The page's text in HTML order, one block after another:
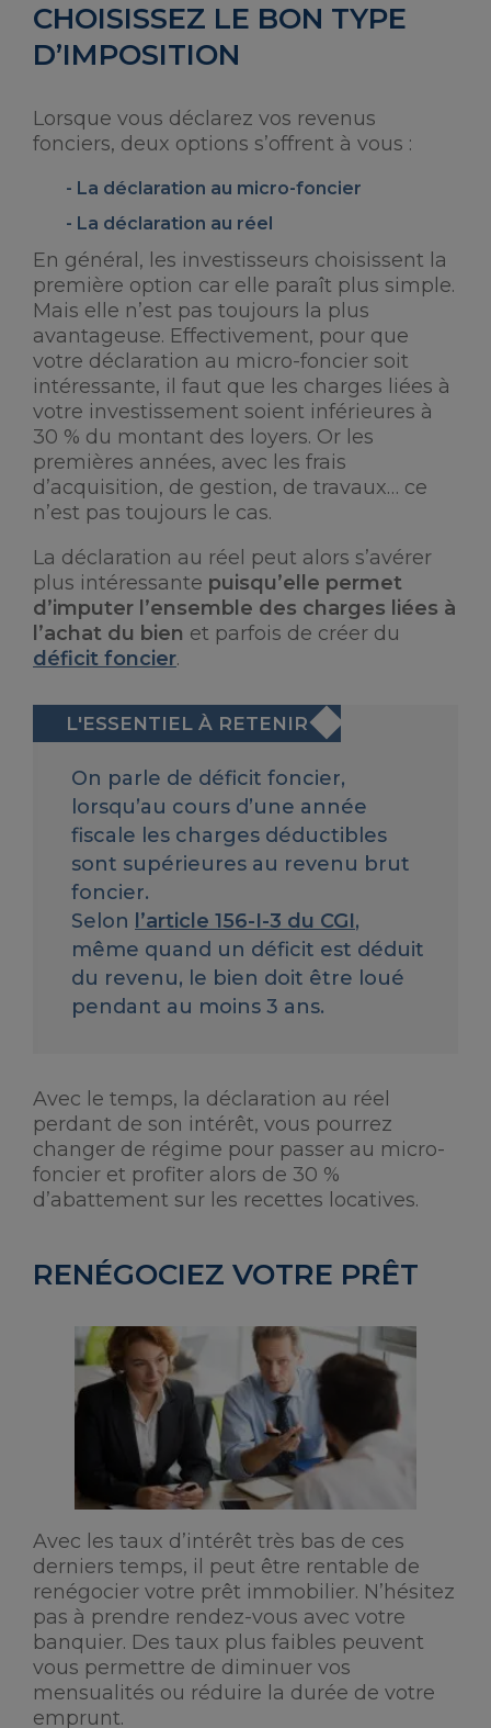
CHOISISSEZ LE BON TYPE
D’IMPOSITION
Lorsque vous déclarez vos revenus
fonciers, deux options s’offrent à vous :
La déclaration au micro-foncier
La déclaration au réel
En général, les investisseurs choisissent la
première option car elle paraît plus simple.
Mais elle n’est pas toujours la plus
avantageuse. Effectivement, pour que
votre déclaration au micro-foncier soit
intéressante, il faut que les charges liées à
votre investissement soient inférieures à
30 % du montant des loyers. Or les
premières années, avec les frais
d’acquisition, de gestion, de travaux… ce
n’est pas toujours le cas.
La déclaration au réel peut alors s’avérer
plus intéressante puisqu’elle permet
d’imputer l’ensemble des charges liées à
l’achat du bien et parfois de créer du
déficit foncier.
On parle de déficit foncier,
lorsqu’au cours d’une année
fiscale les charges déductibles
sont supérieures au revenu brut
foncier.
Selon l’article 156-I-3 du CGI,
même quand un déficit est déduit
du revenu, le bien doit être loué
pendant au moins 3 ans.
Avec le temps, la déclaration au réel
perdant de son intérêt, vous pourrez
changer de régime pour passer au micro-
foncier et profiter alors de 30 %
d’abattement sur les recettes locatives.
RENÉGOCIEZ VOTRE PRÊT
Avec les taux d’intérêt très bas de ces
derniers temps, il peut être rentable de
renégocier votre prêt immobilier. N’hésitez
pas à prendre rendez-vous avec votre
banquier. Des taux plus faibles peuvent
vous permettre de diminuer vos
mensualités ou réduire la durée de votre
emprunt.